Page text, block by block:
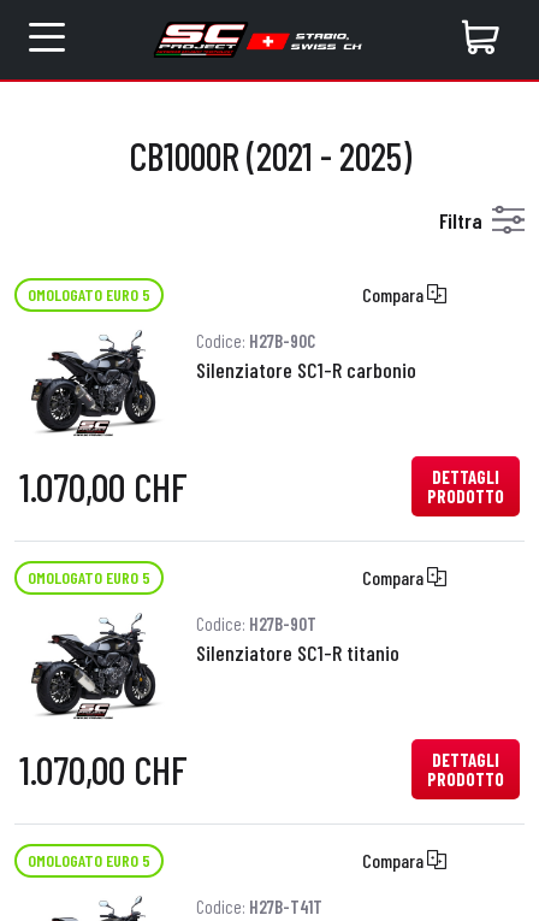
CB1000R (2021 - 2025)
Filtra
OMOLOGATO EURO 5 Compara
Codice: H27B-90C
Silenziatore SC1-R carbonio
1.070,00 CHF
DETTAGLI
PRODOTTO
OMOLOGATO EURO 5 Compara
Codice: H27B-90T
Silenziatore SC1-R titanio
1.070,00 CHF
DETTAGLI
PRODOTTO
OMOLOGATO EURO 5 Compara
Codice: H27B-T41T